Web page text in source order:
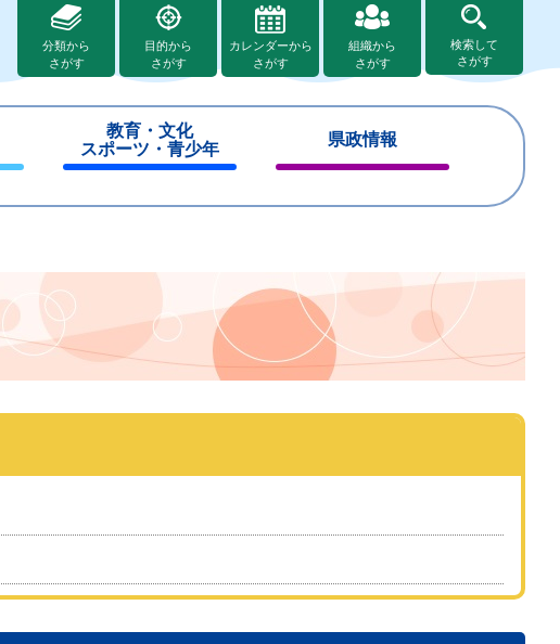
分類から
さがす
目的から
さがす
カレンダーから
さがす
組織から
さがす
検索して
さがす
教育・文化
スポーツ・青少年
じ
県政情報
じ